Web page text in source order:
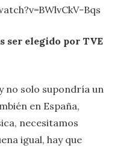
Bqs
ser elegido por TVE
no solo supondría un
en España,
necesitamos
igual, hay que